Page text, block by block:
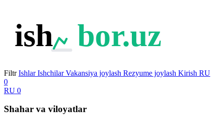
ish bor.uz
Filtr Ishlar Ishchilar Vakansiya joylash Rezyume joylash Kirish RU
0
RU 0
Shahar va viloyatlar